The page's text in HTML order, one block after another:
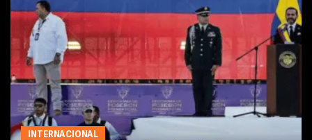
INTERNACIONAL